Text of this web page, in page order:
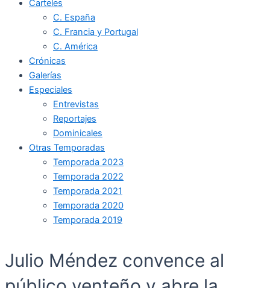
Carteles
C. España
C. Francia y Portugal
C. América
Crónicas
Galerías
Especiales
Entrevistas
Reportajes
Dominicales
Otras Temporadas
Temporada 2023
Temporada 2022
Temporada 2021
Temporada 2020
Temporada 2019
Julio Méndez convence al